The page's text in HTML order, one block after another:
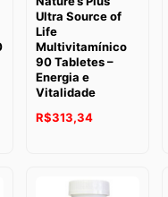
Ultra Source of
Life
Multivitamínico
90 Tabletes –
Energia e
Vitalidade
R$313,34